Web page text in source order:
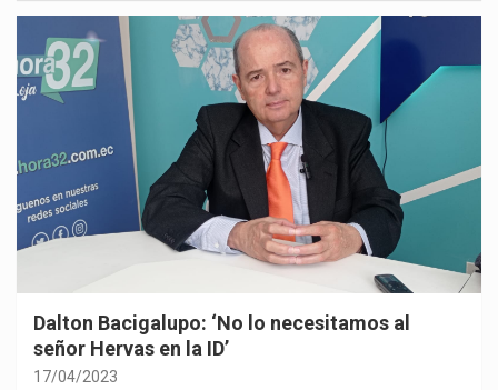
Dalton Bacigalupo: ‘No lo necesitamos al
señor Hervas en la ID’
17/04/2023